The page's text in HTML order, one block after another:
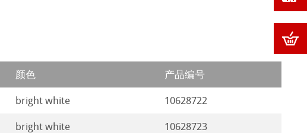
颜色 产品编号
bright white 10628722
bright white 10628723